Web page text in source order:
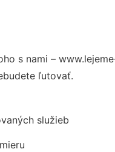
s nami –
ľutovať.
služieb